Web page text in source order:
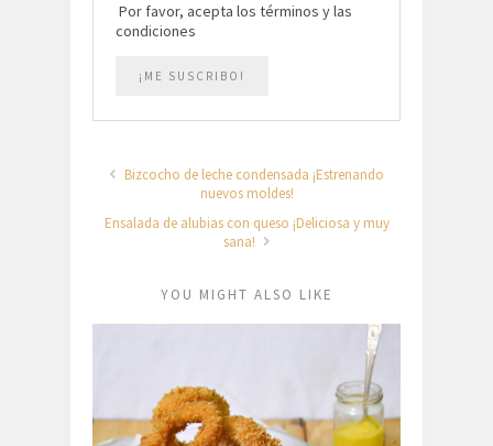
Por favor, acepta los términos y las
condiciones
Bizcocho de leche condensada ¡Estrenando
nuevos moldes!
Ensalada de alubias con queso ¡Deliciosa y muy
sana!
YOU MIGHT ALSO LIKE